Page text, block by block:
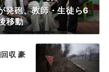
発砲、教師・生徒ら6
移動
収 豪